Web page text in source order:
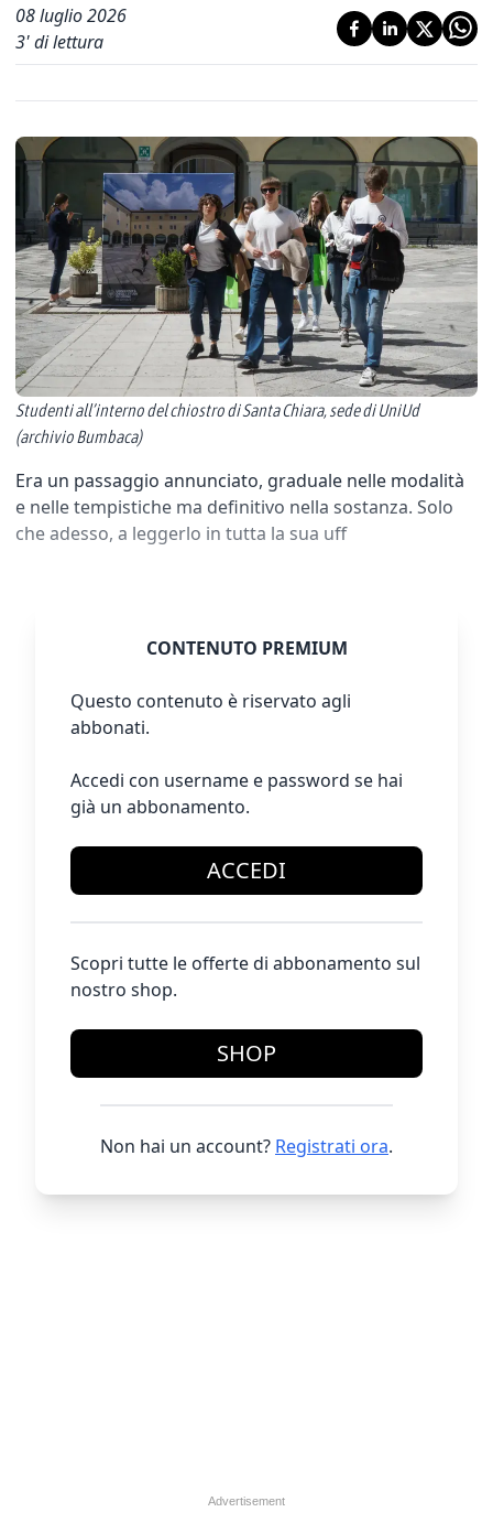
08 luglio 2026
3' di lettura
Studenti all’interno del chiostro di Santa Chiara, sede di UniUd
(archivio Bumbaca)
Era un passaggio annunciato, graduale nelle modalità
e nelle tempistiche ma definitivo nella sostanza. Solo
che adesso, a leggerlo in tutta la sua uff
CONTENUTO PREMIUM
Questo contenuto è riservato agli
abbonati.
Accedi con username e password se hai
già un abbonamento.
ACCEDI
Scopri tutte le offerte di abbonamento sul
nostro shop.
SHOP
Non hai un account? Registrati ora.